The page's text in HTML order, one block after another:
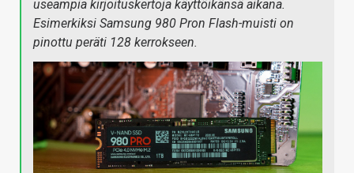
useampia kirjoituskertoja käyttöikänsä aikana.
Esimerkiksi Samsung 980 Pron Flash-muisti on
pinottu peräti 128 kerrokseen.